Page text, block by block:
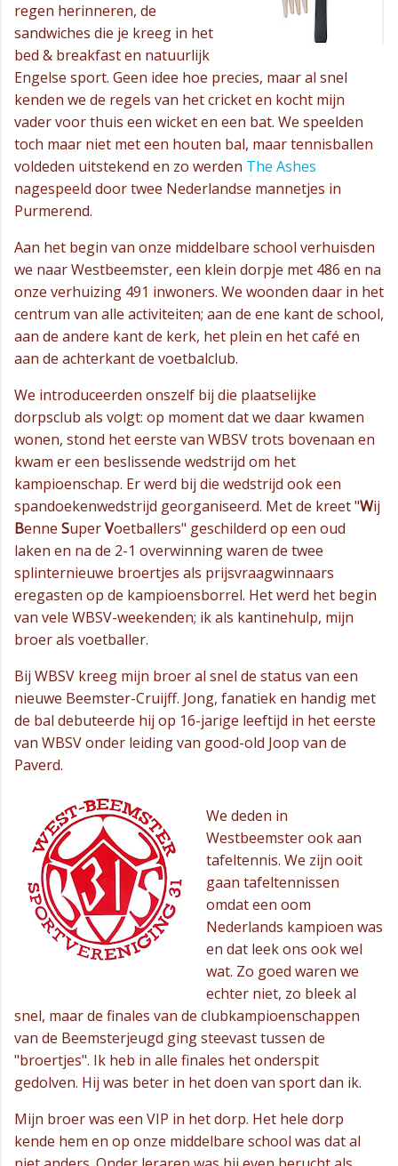
regen herinneren, de
sandwiches die je kreeg in het
bed & breakfast en natuurlijk
Engelse sport. Geen idee hoe precies, maar al snel
kenden we de regels van het cricket en kocht mijn
vader voor thuis een wicket en een bat. We speelden
toch maar niet met een houten bal, maar tennisballen
voldeden uitstekend en zo werden The Ashes
nagespeeld door twee Nederlandse mannetjes in
Purmerend.
Aan het begin van onze middelbare school verhuisden
we naar Westbeemster, een klein dorpje met 486 en na
onze verhuizing 491 inwoners. We woonden daar in het
centrum van alle activiteiten; aan de ene kant de school,
aan de andere kant de kerk, het plein en het café en
aan de achterkant de voetbalclub.
We introduceerden onszelf bij die plaatselijke
dorpsclub als volgt: op moment dat we daar kwamen
wonen, stond het eerste van WBSV trots bovenaan en
kwam er een beslissende wedstrijd om het
kampioenschap. Er werd bij die wedstrijd ook een
spandoekenwedstrijd georganiseerd. Met de kreet "Wij
Benne SuperVoetballers" geschilderd op een oud
laken en na de 2-1 overwinning waren de twee
splinternieuwe broertjes als prijsvraagwinnaars
eregasten op de kampioensborrel. Het werd het begin
van vele WBSV-weekenden; ik als kantinehulp, mijn
broer als voetballer.
Bij WBSV kreeg mijn broer al snel de status van een
nieuwe Beemster-Cruijff. Jong, fanatiek en handig met
de bal debuteerde hij op 16-jarige leeftijd in het eerste
van WBSV onder leiding van good-old Joop van de
Paverd.
We deden in
Westbeemster ook aan
tafeltennis. We zijn ooit
gaan tafeltennissen
omdat een oom
Nederlands kampioen was
en dat leek ons ook wel
wat. Zo goed waren we
echter niet, zo bleek al
snel, maar de finales van de clubkampioenschappen
van de Beemsterjeugd ging steevast tussen de
"broertjes". Ik heb in alle finales het onderspit
gedolven. Hij was beter in het doen van sport dan ik.
Mijn broer was een VIP in het dorp. Het hele dorp
kende hem en op onze middelbare school was dat al